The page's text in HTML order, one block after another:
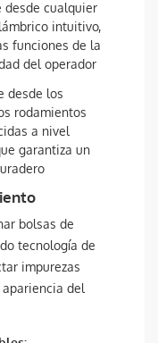
desde cualquier
intuitivo,
funciones de la
del operador
desde los
rodamientos
a nivel
garantiza un
bolsas de
tecnología de
impurezas
del